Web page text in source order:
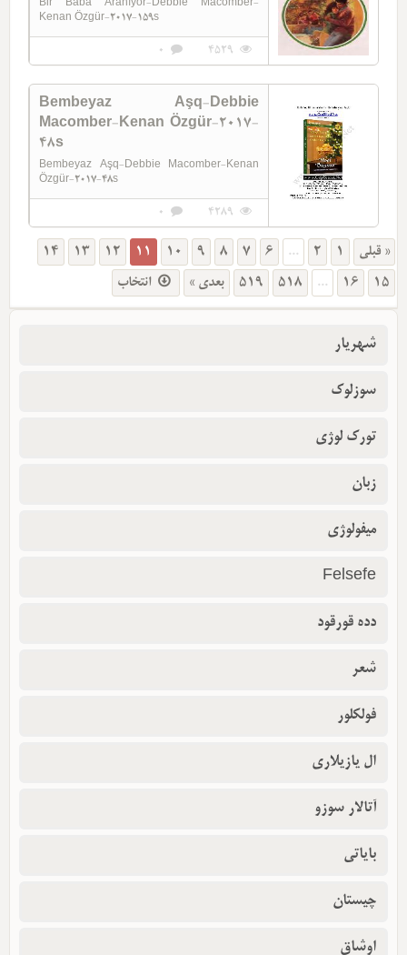
Bir Baba Aranıyor-Debbie Macomber-
Kenan Özgür-2017-159s
4529
0
Bembeyaz Aşq-Debbie
Macomber-Kenan Özgür-2017-
48s
Bembeyaz Aşq-Debbie Macomber-Kenan
Özgür-2017-48s
4289
0
« قبلی 1
2
...
6
7
8
9
10
11
12
13
14
15
16
...
518
519 بعدی » انتخاب
شهریار
سوزلوک
تورک لوژی
زبان
میفولوژی
Felsefe
دده قورقود
شعر
فولکلور
ال یازیلاری
آتالار سوزو
بایاتی
چیستان
اوشاق